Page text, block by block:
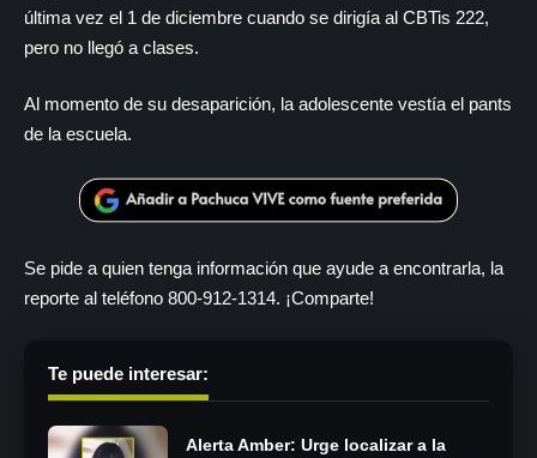
última vez el 1 de diciembre cuando se dirigía al CBTis 222,
pero no llegó a clases.
Al momento de su desaparición, la adolescente vestía el pants
de la escuela.
Se pide a quien tenga información que ayude a encontrarla, la
reporte al teléfono 800-912-1314. ¡Comparte!
Te puede interesar:
Alerta Amber: Urge localizar a la